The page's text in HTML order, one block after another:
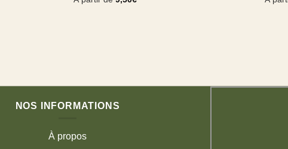
NOS INFORMATIONS
À propos